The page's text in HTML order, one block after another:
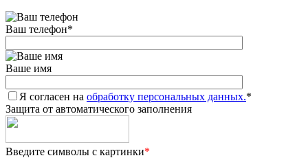
Ваш телефон*
Ваше имя
Я согласен на обработку персональных данных.*
Защита от автоматического заполнения
Введите символы с картинки*